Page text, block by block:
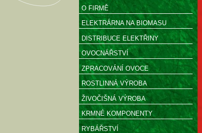
O FIRMĚ
ELEKTRÁRNA NA BIOMASU
DISTRIBUCE ELEKTŘINY
OVOCNÁŘSTVÍ
ZPRACOVÁNÍ OVOCE
ROSTLINNÁ VÝROBA
ŽIVOČIŠNÁ VÝROBA
KRMNÉ KOMPONENTY
RYBÁŘSTVÍ